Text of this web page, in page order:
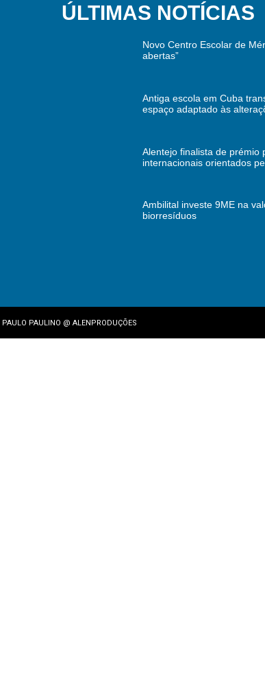
ÚLTIMAS NOTÍCIAS
Novo Centro Escolar de
abertas”
Antiga escola em Cuba
espaço adaptado às
Alentejo finalista de prémio
internacionais orientados
Ambilital investe 9ME na
biorresíduos
PAULO PAULINO @ ALENPRODUÇÕES